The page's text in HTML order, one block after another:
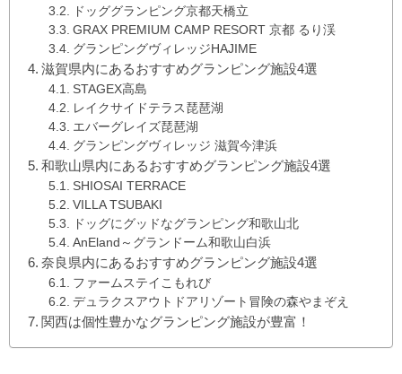
ドッググランピング京都天橋立
GRAX PREMIUM CAMP RESORT 京都 るり渓
グランピングヴィレッジHAJIME
滋賀県内にあるおすすめグランピング施設4選
STAGEX高島
レイクサイドテラス琵琶湖
エバーグレイズ琵琶湖
グランピングヴィレッジ 滋賀今津浜
和歌山県内にあるおすすめグランピング施設4選
SHIOSAI TERRACE
VILLA TSUBAKI
ドッグにグッドなグランピング和歌山北
AnEland～グランドーム和歌山白浜
奈良県内にあるおすすめグランピング施設4選
ファームステイこもれび
デュラクスアウトドアリゾート冒険の森やまぞえ
関西は個性豊かなグランピング施設が豊富！